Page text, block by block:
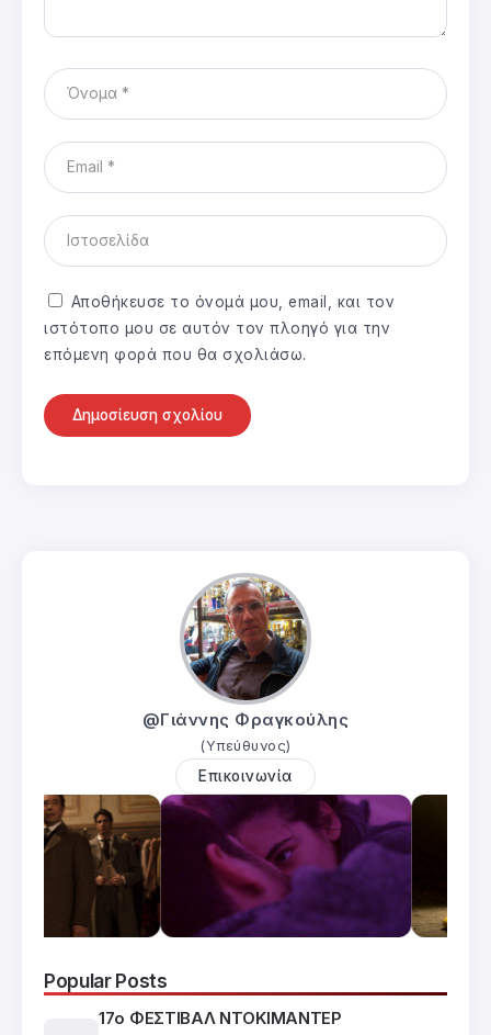
Αποθήκευσε το όνομά μου, email, και τον
ιστότοπο μου σε αυτόν τον πλοηγό για την
επόμενη φορά που θα σχολιάσω.
@Γιάννης Φραγκούλης
(Υπεύθυνος)
Επικοινωνία
Popular Posts
17ο ΦΕΣΤΙΒΑΛ ΝΤΟΚΙΜΑΝΤΕΡ